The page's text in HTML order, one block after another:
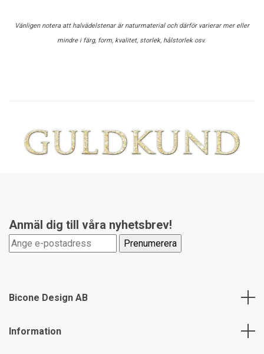
Vänligen notera att halvädelstenar är naturmaterial och därför varierar mer eller
mindre i färg, form, kvalitet, storlek, hålstorlek osv.
Anmäl dig till våra nyhetsbrev!
Bicone Design AB
Information